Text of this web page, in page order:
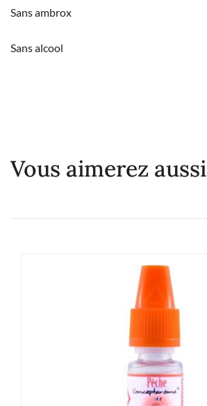
Sans ambrox
Sans alcool
Vous aimerez aussi